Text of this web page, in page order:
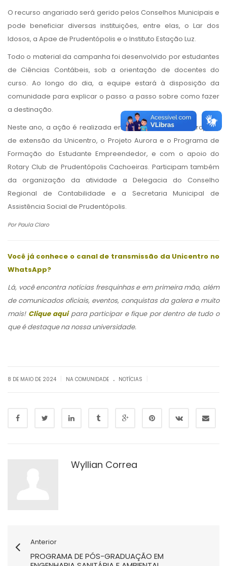
O recurso angariado será gerido pelos Conselhos Municipais e
pode beneficiar diversas instituições, entre elas, o Lar dos
Idosos, a Apae de Prudentópolis e o Instituto Estação Luz.
Todo o material da campanha foi desenvolvido por estudantes
de Ciências Contábeis, sob a orientação de docentes do
curso. Ao longo do dia, a equipe estará à disposição da
comunidade para explicar o passo a passo sobre como fazer
a destinação.
Neste ano, a ação é realizada em parceria com dois projetos
de extensão da Unicentro, o Projeto Aurora e o Programa de
Formação do Estudante Empreendedor, e com o apoio do
Rotary Club de Prudentópolis Cachoeiras. Participam também
da organização da atividade a Delegacia do Conselho
Regional de Contabilidade e a Secretaria Municipal de
Assistência Social de Prudentópolis.
Por Paula Claro
Você já conhece o canal de transmissão da Unicentro no
WhatsApp?
Lá, você encontra notícias fresquinhas e em primeira mão, além
de comunicados oficiais, eventos, conquistas da galera e muito
mais! Clique aqui para participar e fique por dentro de tudo o
que é destaque na nossa universidade.
8 DE MAIO DE 2024 NA COMUNIDADE . NOTÍCIAS
Wyllian Correa
Anterior
PROGRAMA DE PÓS-GRADUAÇÃO EM